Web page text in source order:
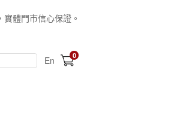
體門市信心保證。
En 0